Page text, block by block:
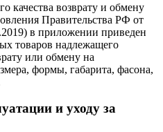
качества возврату и обмену
Правительства РФ от
в приложении приведен
товаров надлежащего
или обмену на
формы, габарита, фасона,
и уходу за